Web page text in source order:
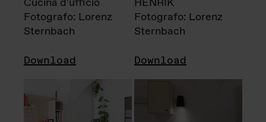
Fotografo: Lorenz
Sternbach
Download
Fotografo: Lorenz
Sternbach
Download